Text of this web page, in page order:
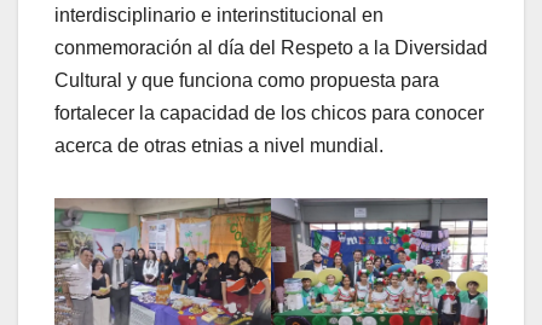
interdisciplinario e interinstitucional en
conmemoración al día del Respeto a la Diversidad
Cultural y que funciona como propuesta para
fortalecer la capacidad de los chicos para conocer
acerca de otras etnias a nivel mundial.